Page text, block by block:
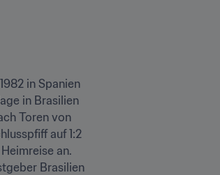
in Spanien
in Brasilien
Toren von
auf 1:2
an.
Brasilien